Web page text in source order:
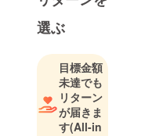
の様子、
の風景など
をのんびり
と配信中。
選ぶ
目標金額
未達でも
リターン
が届きま
す(All-in